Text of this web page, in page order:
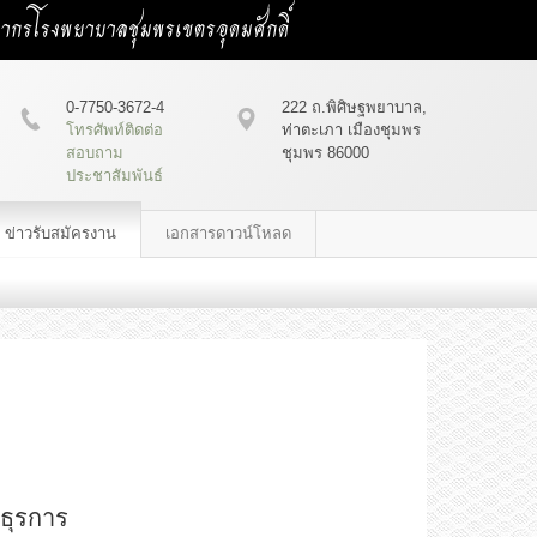
รโรงพยาบาลชุมพรเขตรอุดมศักดิ์
222 ถ.พิศิษฐพยาบาล,
ท่าตะเภา เมืองชุมพร
ชุมพร 86000
0-7750-3672-4
โทรศัพท์ติดต่อ
สอบถาม
ประชาสัมพันธ์
ข่าวรับสมัครงาน เอกสารดาวน์โหลด
รการ